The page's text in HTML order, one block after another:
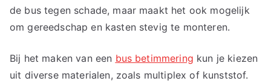
de bus tegen schade, maar maakt het ook mogelijk
om gereedschap en kasten stevig te monteren.
Bij het maken van een bus betimmering kun je kiezen
uit diverse materialen, zoals multiplex of kunststof.